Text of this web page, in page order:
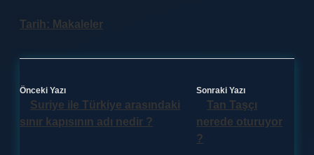
Tarih: Makaleler
Önceki Yazı
Suriye ile Türkiye arasındaki
sınır kapısının adı nedir ?
Sonraki Yazı
Tan Taşçı
nerede oturuyor
?